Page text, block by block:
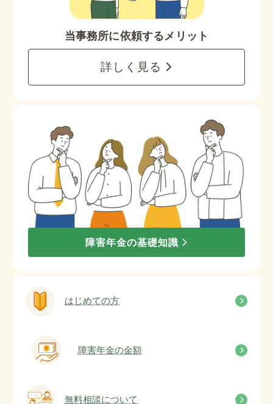
当事務所に依頼するメリット
詳しく見る
障害年金の基礎知識
はじめての方
障害年金の金額
無料相談について